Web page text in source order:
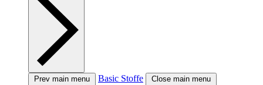
Prev main menu Basic Stoffe Close main menu